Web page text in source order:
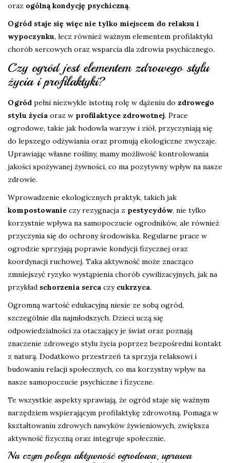
oraz ogólną kondycję psychiczną.
Ogród staje się więc nie tylko miejscem do relaksu i
wypoczynku, lecz również ważnym elementem profilaktyki
chorób sercowych oraz wsparcia dla zdrowia psychicznego.
Czy ogród jest elementem zdrowego stylu
życia i profilaktyki?
Ogród pełni niezwykle istotną rolę w dążeniu do zdrowego
stylu życia oraz w profilaktyce zdrowotnej. Prace
ogrodowe, takie jak hodowla warzyw i ziół, przyczyniają się
do lepszego odżywiania oraz promują ekologiczne zwyczaje.
Uprawiając własne rośliny, mamy możliwość kontrolowania
jakości spożywanej żywności, co ma pozytywny wpływ na nasze
zdrowie.
Wprowadzenie ekologicznych praktyk, takich jak
kompostowanie czy rezygnacja z pestycydów, nie tylko
korzystnie wpływa na samopoczucie ogrodników, ale również
przyczynia się do ochrony środowiska. Regularne prace w
ogrodzie sprzyjają poprawie kondycji fizycznej oraz
koordynacji ruchowej. Taka aktywność może znacząco
zmniejszyć ryzyko wystąpienia chorób cywilizacyjnych, jak na
przykład schorzenia serca czy cukrzyca.
Ogromną wartość edukacyjną niesie ze sobą ogród,
szczególnie dla najmłodszych. Dzieci uczą się
odpowiedzialności za otaczający je świat oraz poznają
znaczenie zdrowego stylu życia poprzez bezpośredni kontakt
z naturą. Dodatkowo przestrzeń ta sprzyja relaksowi i
budowaniu relacji społecznych, co ma korzystny wpływ na
nasze samopoczucie psychiczne i fizyczne.
Te wszystkie aspekty sprawiają, że ogród staje się ważnym
narzędziem wspierającym profilaktykę zdrowotną. Pomaga w
kształtowaniu zdrowych nawyków żywieniowych, zwiększa
aktywność fizyczną oraz integruje społecznie.
Na czym polega aktywność ogrodowa, uprawa